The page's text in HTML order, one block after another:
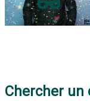
Chercher un